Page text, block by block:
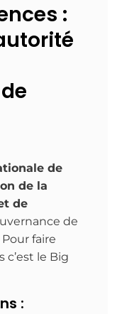
:
de
de la
de
de
faire
c’est le Big
: